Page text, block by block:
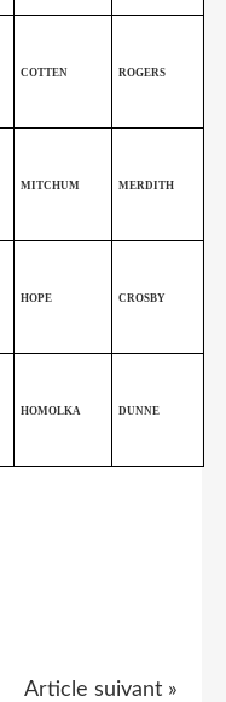
COTTEN ROGERS
MITCHUM MERDITH
HOPE CROSBY
HOMOLKA DUNNE
Article suivant »